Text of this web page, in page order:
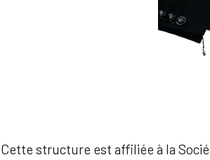
Cette structure est affiliée à la